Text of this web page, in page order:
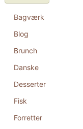
Bagværk
Blog
Brunch
Danske
Desserter
Fisk
Forretter